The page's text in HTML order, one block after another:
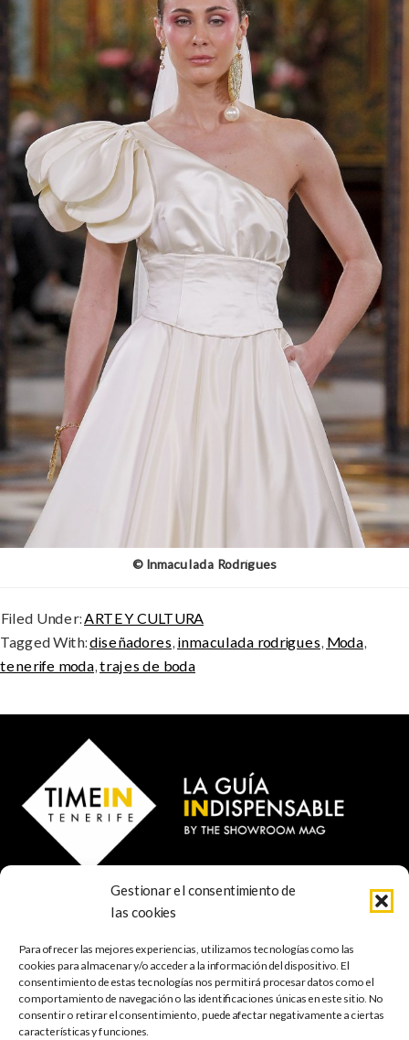
Gestionar el consentimiento de
las cookies
Para ofrecer las mejores experiencias, utilizamos tecnologías como las
cookies para almacenar y/o acceder a la información del dispositivo. El
consentimiento de estas tecnologías nos permitirá procesar datos como el
comportamiento de navegación o las identificaciones únicas en este sitio. No
consentir o retirar el consentimiento, puede afectar negativamente a ciertas
características y funciones.
© Inmaculada Rodrígues
Filed Under:ARTE Y CULTURA
Tagged With:diseñadores, inmaculada rodrigues, Moda,
tenerife moda,trajes de boda
© 2023 TIME IN TENERIFE - Rosti Family Group S.L.
38001 Santa Cruz de Tenerife (ES)
INDISPENSABLEARTE & CULTURAMÚSICAGASTRONOMÍA
NATURALEZAESCAPADASCOMPRASFOTOGRAFÍAGRATISINFANTIL